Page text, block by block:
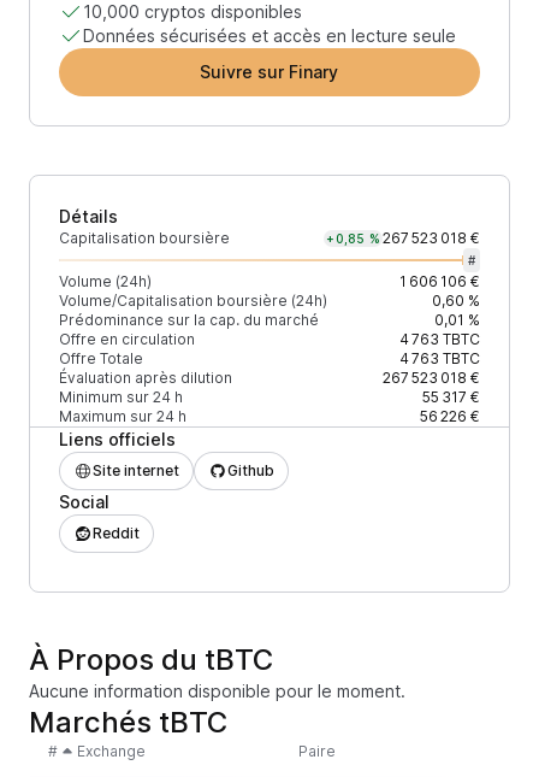
10,000 cryptos disponibles
Données sécurisées et accès en lecture seule
Suivre sur Finary
Détails
Capitalisation boursière +0,85 % 267 523 018 €
#
Volume (24h)
1 606 106 €
Volume/Capitalisation boursière (24h)
0,60 %
Prédominance sur la cap. du marché
0,01 %
Offre en circulation
4 763 TBTC
Offre Totale
4 763 TBTC
Évaluation après dilution
267 523 018 €
Minimum sur 24 h
55 317 €
Maximum sur 24 h
56 226 €
Liens officiels
Site internet Github
Social
Reddit
À Propos du tBTC
Aucune information disponible pour le moment.
Marchés tBTC
# Exchange Paire